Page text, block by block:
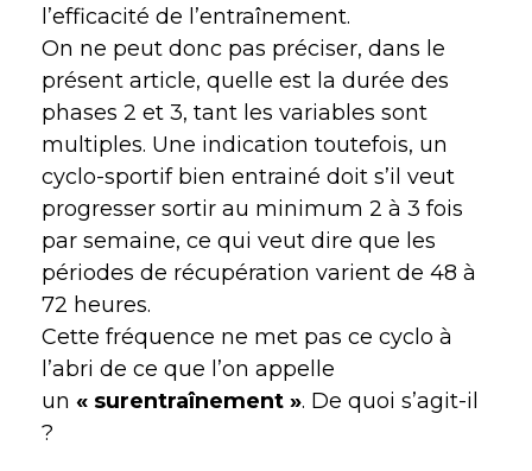
l’efficacité de l’entraînement.
On ne peut donc pas préciser, dans le
présent article, quelle est la durée des
phases 2 et 3, tant les variables sont
multiples. Une indication toutefois, un
cyclo-sportif bien entrainé doit s’il veut
progresser sortir au minimum 2 à 3 fois
par semaine, ce qui veut dire que les
périodes de récupération varient de 48 à
72 heures.
Cette fréquence ne met pas ce cyclo à
l’abri de ce que l’on appelle
un « surentraînement ». De quoi s’agit-il
?